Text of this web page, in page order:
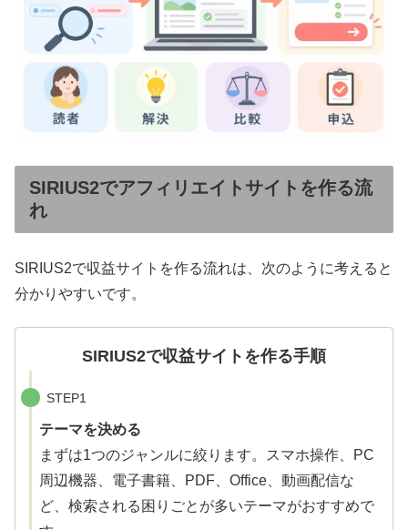
SIRIUS2でアフィリエイトサイトを作る流
れ
SIRIUS2で収益サイトを作る流れは、次のように考えると
分かりやすいです。
SIRIUS2で収益サイトを作る手順
STEP1
テーマを決める
まずは1つのジャンルに絞ります。スマホ操作、PC
周辺機器、電子書籍、PDF、Office、動画配信な
ど、検索される困りごとが多いテーマがおすすめで